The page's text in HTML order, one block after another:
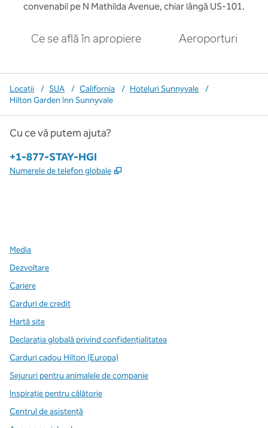
convenabil pe N Mathilda Avenue, chiar lângă US-101.
Ce se află în apropiere Aeroporturi
Locații / SUA / California / Hoteluri Sunnyvale
/
Hilton Garden Inn Sunnyvale
Cu ce vă putem ajuta?
Telefon:
+1-877-STAY-HGI
Numerele de telefon globale ,
Media
Dezvoltare
Cariere
Carduri de credit
Hartă site
Declarația globală privind confidenţialitatea
Carduri cadou Hilton (Europa)
Sejururi pentru animalele de companie
Inspirație pentru călătorie
Centrul de asistență